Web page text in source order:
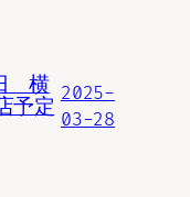
横
予定
2025-
03-28